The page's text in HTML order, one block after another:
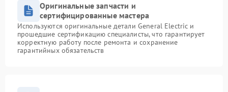
Оригинальные запчасти и
сертифицированные мастера
Используются оригинальные детали General Electric и
прошедшие сертификацию специалисты, что гарантирует
корректную работу после ремонта и сохранение
гарантийных обязательств